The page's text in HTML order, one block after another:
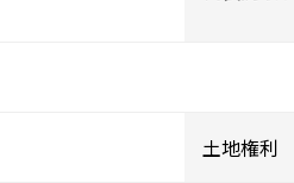
土地権利